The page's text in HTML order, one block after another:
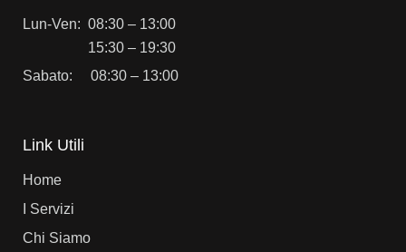
Lun-Ven: 08:30 – 13:00
15:30 – 19:30
Sabato: 08:30 – 13:00
Link Utili
Home
I Servizi
Chi Siamo